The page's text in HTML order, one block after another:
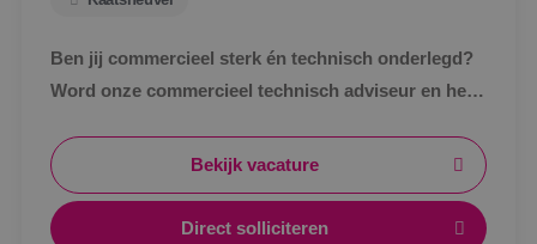
Ben jij commercieel sterk én technisch onderlegd?
Word onze commercieel technisch adviseur en help
Bekijk vacature
Direct solliciteren